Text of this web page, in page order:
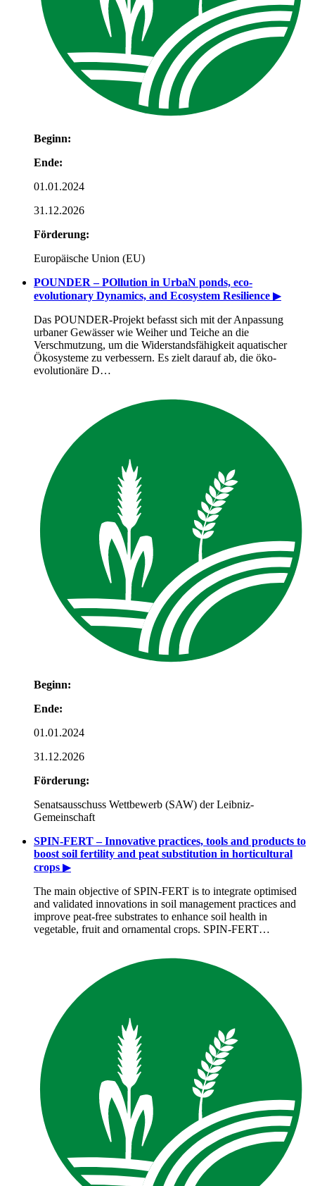
Beginn:
Ende:
01.01.2024
31.12.2026
Förderung:
Europäische Union (EU)
POUNDER – POllution in UrbaN ponds, eco-
evolutionary Dynamics, and Ecosystem Resilience ▶
Das POUNDER-Projekt befasst sich mit der Anpassung
urbaner Gewässer wie Weiher und Teiche an die
Verschmutzung, um die Widerstandsfähigkeit aquatischer
Ökosysteme zu verbessern. Es zielt darauf ab, die öko-
evolutionäre D…
Beginn:
Ende:
01.01.2024
31.12.2026
Förderung:
Senatsausschuss Wettbewerb (SAW) der Leibniz-
Gemeinschaft
SPIN-FERT – Innovative practices, tools and products to
boost soil fertility and peat substitution in horticultural
crops ▶
The main objective of SPIN-FERT is to integrate optimised
and validated innovations in soil management practices and
improve peat-free substrates to enhance soil health in
vegetable, fruit and ornamental crops. SPIN-FERT…